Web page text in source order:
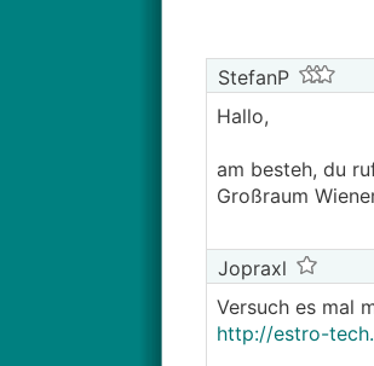
StefanP
Hallo,
am besteh, du
Großraum
Jopraxl
Versuch es mal
http://estro-